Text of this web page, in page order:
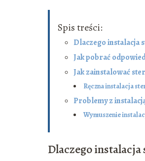
Spis treści:
Dlaczego instalacja
Jak pobrać
Jak zainstalować
Ręczna instalacja
Problemy z
Wymuszenie
Dlaczego